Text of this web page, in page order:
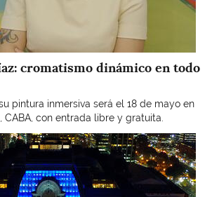
cromatismo dinámico en todo
pintura inmersiva será el 18 de mayo en
CABA, con entrada libre y gratuita.